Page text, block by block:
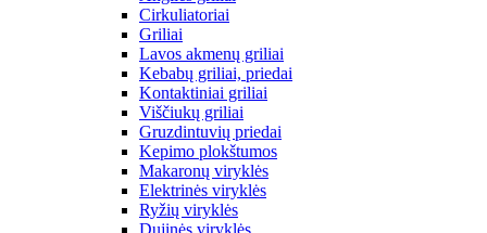
Cirkuliatoriai
Griliai
Lavos akmenų griliai
Kebabų griliai, priedai
Kontaktiniai griliai
Viščiukų griliai
Gruzdintuvių priedai
Kepimo plokštumos
Makaronų viryklės
Elektrinės viryklės
Ryžių viryklės
Dujinės viryklės